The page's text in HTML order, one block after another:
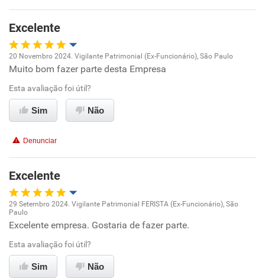
Benefícios
Recomenda esta empresa
Recomenda a diretoria
Excelente
Oportunidade de promoção
Ambiente de trabalho
Benefícios
Recomenda esta empresa
20 Novembro 2024. Vigilante Patrimonial (Ex-Funcionário), São Paulo
Muito bom fazer parte desta Empresa
Esta avaliação foi útil?
Sim Não
Denunciar
Excelente
Oportunidade de promoção
Ambiente de trabalho
29 Setembro 2024. Vigilante Patrimonial FERISTA (Ex-Funcionário), São
Paulo
Excelente empresa. Gostaria de fazer parte.
Esta avaliação foi útil?
Sim Não